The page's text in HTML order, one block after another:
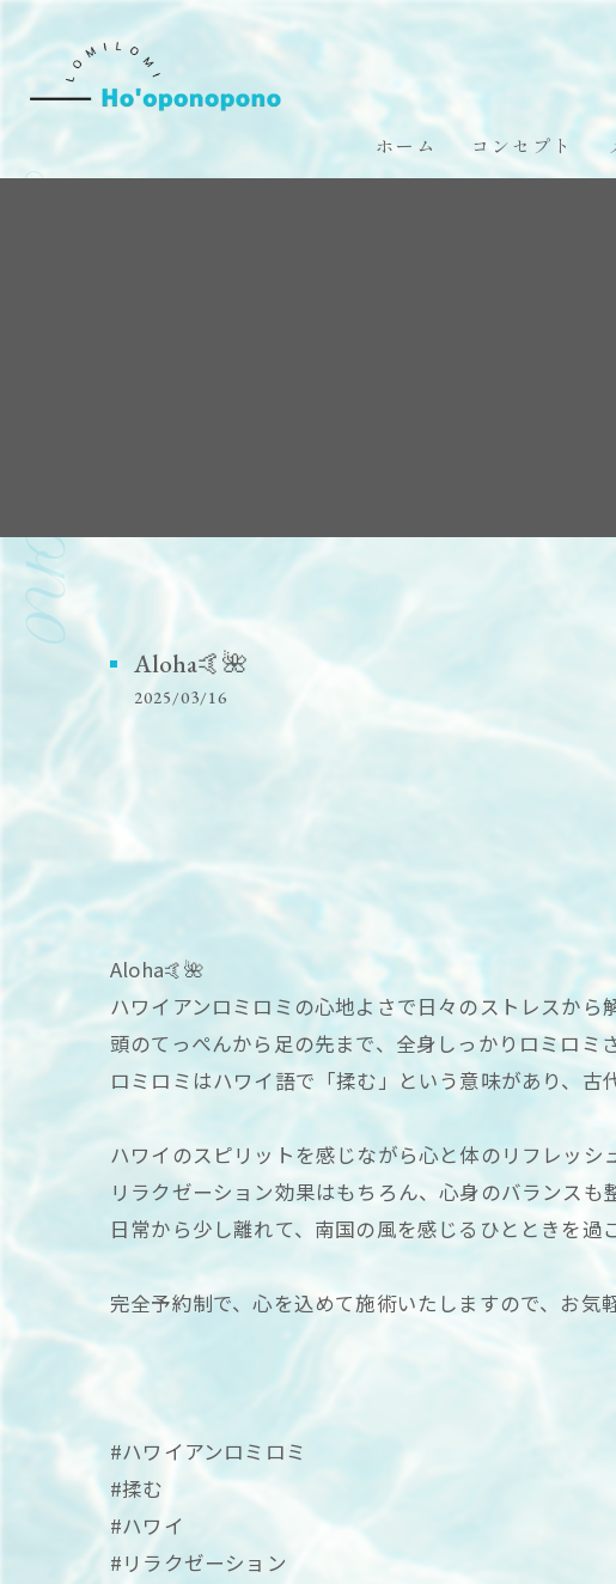
ホーム コンセプト
Aloha🤙🌺
2025/03/16
Aloha🤙🌺
ハワイアンロミロミの心地よさで日々のストレスから
頭のてっぺんから足の先まで、全身しっかりロミロミ
ロミロミはハワイ語で「揉む」という意味があり、古
ハワイのスピリットを感じながら心と体のリフレッシ
リラクゼーション効果はもちろん、心身のバランスも
日常から少し離れて、南国の風を感じるひとときを過
完全予約制で、心を込めて施術いたしますので、お気
#ハワイアンロミロミ
#揉む
#ハワイ
#リラクゼーション